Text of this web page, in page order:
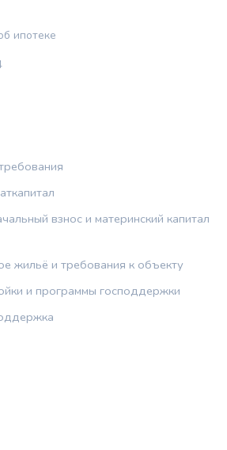
ипотеке
взнос и материнский капитал
жильё и требования к объекту
и программы господдержки